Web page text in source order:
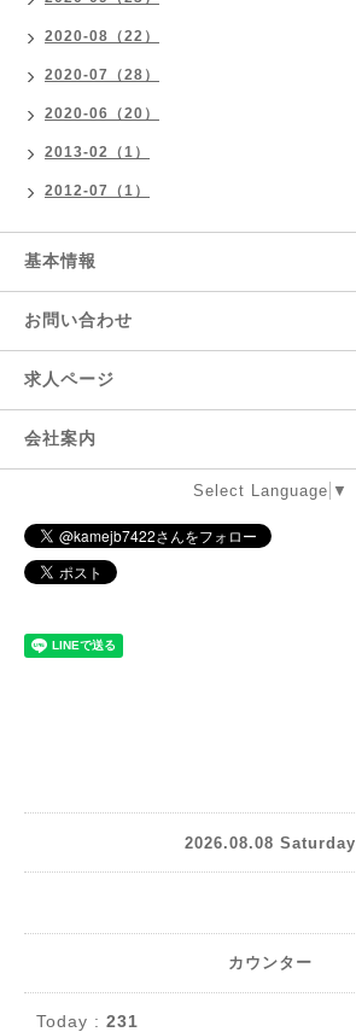
2020-08（22）
2020-07（28）
2020-06（20）
2013-02（1）
2012-07（1）
基本情報
お問い合わせ
求人ページ
会社案内
Select Language ▼
2026.08.08 Saturday
カウンター
Today : 231